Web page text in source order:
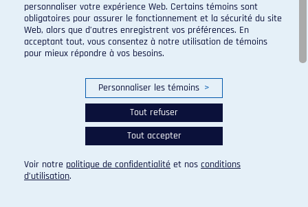
© 2026 Carabins de l'Université de Montréal. Tous droits
réservés.
Paramètres des témoins
personnaliser votre expérience Web. Certains témoins sont
obligatoires pour assurer le fonctionnement et la sécurité du site
Web, alors que d’autres enregistrent vos préférences. En
acceptant tout, vous consentez à notre utilisation de témoins
pour mieux répondre à vos besoins.
Personnaliser les témoins >
Tout refuser
Tout accepter
Voir notre politique de confidentialité et nos conditions
d’utilisation.